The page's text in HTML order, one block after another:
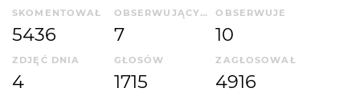
SKOMENTOWAŁ
5436
OBSERWUJĄCYCH
7
OBSERWUJE
10
ZDJĘĆ DNIA
4
GŁOSÓW
1715
ZAGŁOSOWAŁ
4916